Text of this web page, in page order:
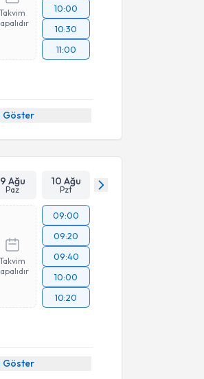
Takvim
10:00
10:30
11:00
Göster
9 Ağu
Paz
10 Ağu
Pzt
Takvim
09:00
09:20
09:40
10:00
10:20
Göster